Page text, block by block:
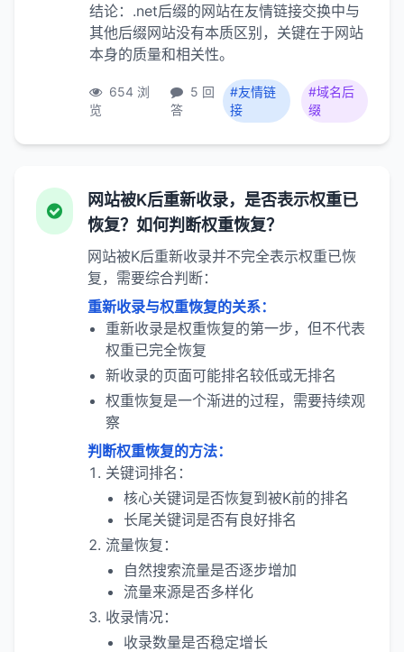
结论：.net后缀的网站在友情链接交换中与
其他后缀网站没有本质区别，关键在于网站
本身的质量和相关性。
654 浏
览
5 回
答
#友情链
接
#域名后
缀
网站被K后重新收录，是否表示权重已
恢复？如何判断权重恢复？
网站被K后重新收录并不完全表示权重已恢
复，需要综合判断：
重新收录与权重恢复的关系：
重新收录是权重恢复的第一步，但不代表
权重已完全恢复
新收录的页面可能排名较低或无排名
权重恢复是一个渐进的过程，需要持续观
察
判断权重恢复的方法：
关键词排名：
核心关键词是否恢复到被K前的排名
长尾关键词是否有良好排名
流量恢复：
自然搜索流量是否逐步增加
流量来源是否多样化
收录情况：
收录数量是否稳定增长